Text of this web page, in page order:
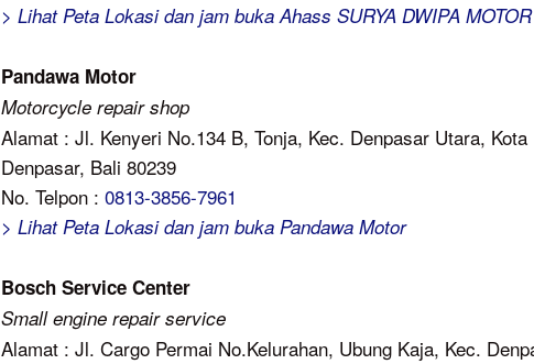
> Lihat Peta Lokasi dan jam buka Ahass SURYA DWIPA MOTOR
Pandawa Motor
Motorcycle repair shop
Alamat : Jl. Kenyeri No.134 B, Tonja, Kec. Denpasar Utara, Kota
Denpasar, Bali 80239
No. Telpon : 0813-3856-7961
> Lihat Peta Lokasi dan jam buka Pandawa Motor
Bosch Service Center
Small engine repair service
Alamat : Jl. Cargo Permai No.Kelurahan, Ubung Kaja, Kec.